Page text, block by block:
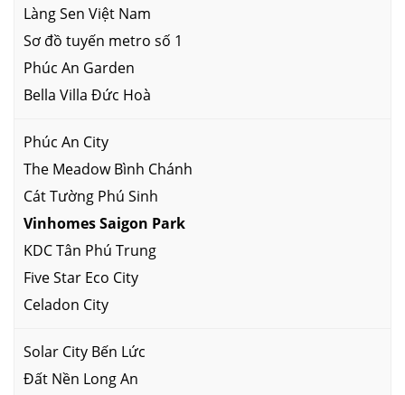
Làng Sen Việt Nam
Sơ đồ tuyến metro số 1
Phúc An Garden
Bella Villa Đức Hoà
Phúc An City
The Meadow Bình Chánh
Cát Tường Phú Sinh
Vinhomes Saigon Park
KDC Tân Phú Trung
Five Star Eco City
Celadon City
Solar City Bến Lức
Đất Nền Long An